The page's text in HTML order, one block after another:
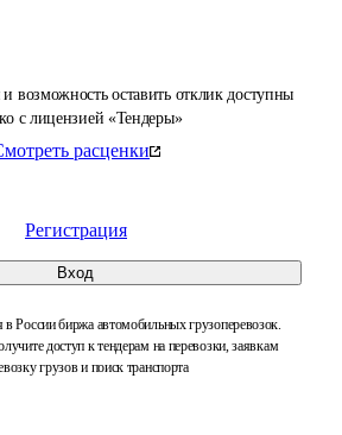
возможность оставить отклик доступны
с лицензией «Тендеры»
расценки
Регистрация
Вход
России биржа автомобильных грузоперевозок.
доступ к тендерам на перевозки, заявкам
грузов и поиск транспорта